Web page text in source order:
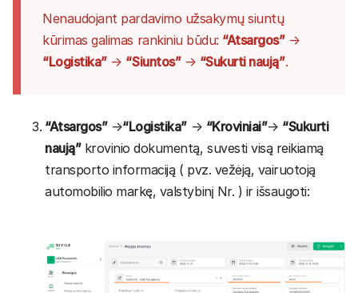
Nenaudojant pardavimo užsakymų siuntų
kūrimas galimas rankiniu būdu: “Atsargos”→
“Logistika”→ “Siuntos”→ “Sukurti naują”.
“Atsargos”→“Logistika”→ “Kroviniai”→ “Sukurti
naują”krovinio dokumentą, suvesti visą reikiamą
transporto informaciją ( pvz. vežėją, vairuotoją
automobilio markę, valstybinį Nr. ) ir išsaugoti: